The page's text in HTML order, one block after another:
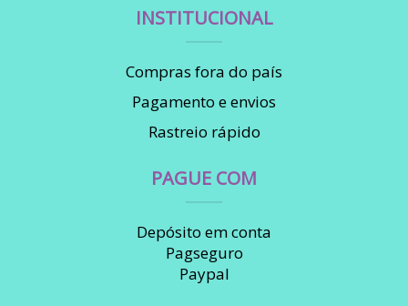
INSTITUCIONAL
Compras fora do país
Pagamento e envios
Rastreio rápido
PAGUE COM
Depósito em conta
Pagseguro
Paypal